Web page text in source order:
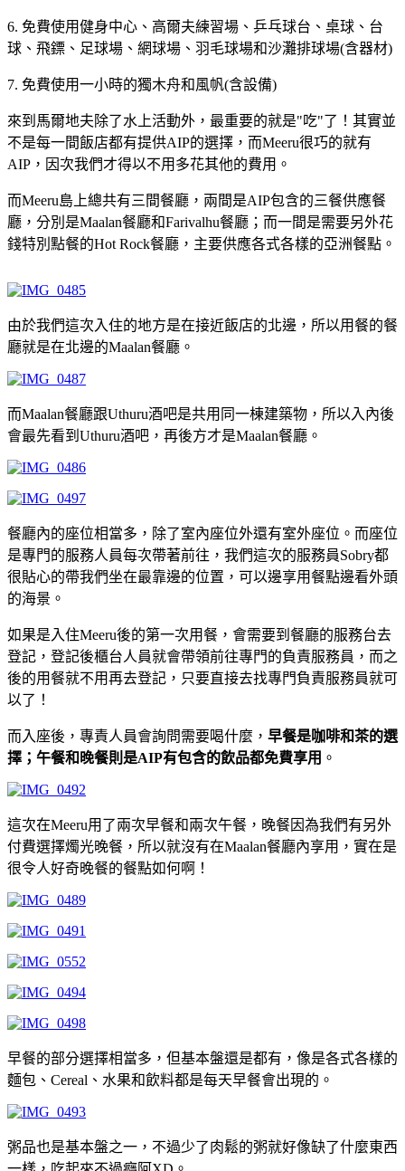
6. 免費使用健身中心、高爾夫練習場、乒乓球台、桌球、台
球、飛鏢、足球場、網球場、羽毛球場和沙灘排球場(含器材)
7. 免費使用一小時的獨木舟和風帆(含設備)
來到馬爾地夫除了水上活動外，最重要的就是"吃"了！其實並
不是每一間飯店都有提供AIP的選擇，而Meeru很巧的就有
AIP，因次我們才得以不用多花其他的費用。
而Meeru島上總共有三間餐廳，兩間是AIP包含的三餐供應餐
廳，分別是Maalan餐廳和Farivalhu餐廳；而一間是需要另外花
錢特別點餐的Hot Rock餐廳，主要供應各式各樣的亞洲餐點。
由於我們這次入住的地方是在接近飯店的北邊，所以用餐的餐
廳就是在北邊的Maalan餐廳。
而Maalan餐廳跟Uthuru酒吧是共用同一棟建築物，所以入內後
會最先看到Uthuru酒吧，再後方才是Maalan餐廳。
餐廳內的座位相當多，除了室內座位外還有室外座位。而座位
是專門的服務人員每次帶著前往，我們這次的服務員Sobry都
很貼心的帶我們坐在最靠邊的位置，可以邊享用餐點邊看外頭
的海景。
如果是入住Meeru後的第一次用餐，會需要到餐廳的服務台去
登記，登記後櫃台人員就會帶領前往專門的負責服務員，而之
後的用餐就不用再去登記，只要直接去找專門負責服務員就可
以了！
而入座後，專責人員會詢問需要喝什麼， 早餐是咖啡和茶的選
擇；午餐和晚餐則是AIP有包含的飲品都免費享用 。
這次在Meeru用了兩次早餐和兩次午餐，晚餐因為我們有另外
付費選擇燭光晚餐，所以就沒有在Maalan餐廳內享用，實在是
很令人好奇晚餐的餐點如何啊！
早餐的部分選擇相當多，但基本盤還是都有，像是各式各樣的
麵包、Cereal、水果和飲料都是每天早餐會出現的。
粥品也是基本盤之一，不過少了肉鬆的粥就好像缺了什麼東西